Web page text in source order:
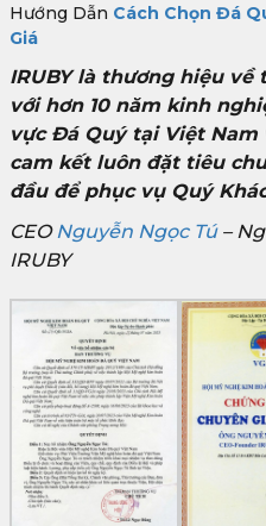
Hướng Dẫn Cách Chọn Đá
Giá
IRUBY là thương hiệu về
với hơn 10 năm kinh
vực Đá Quý tại Việt Nam
cam kết luôn đặt tiêu
đầu để phục vụ Quý
CEONguyễn Ngọc Tú–
IRUBY